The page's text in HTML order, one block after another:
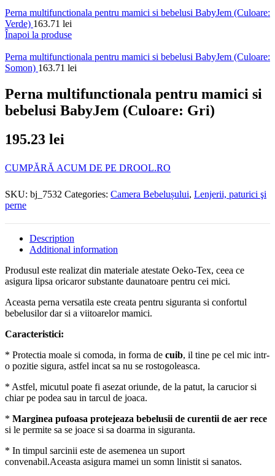
Perna multifunctionala pentru mamici si bebelusi BabyJem (Culoare:
Verde) 163.71 lei
Înapoi la produse
Perna multifunctionala pentru mamici si bebelusi BabyJem (Culoare:
Somon) 163.71 lei
Perna multifunctionala pentru mamici si
bebelusi BabyJem (Culoare: Gri)
195.23 lei
CUMPĂRĂ ACUM DE PE DROOL.RO
SKU: bj_7532 Categories: Camera Bebelușului, Lenjerii, paturici şi
perne
Description
Additional information
Produsul este realizat din materiale atestate Oeko-Tex, ceea ce
asigura lipsa oricaror substante daunatoare pentru cei mici.
Aceasta perna versatila este creata pentru siguranta si confortul
bebelusilor dar si a viitoarelor mamici.
Caracteristici:
* Protectia moale si comoda, in forma de cuib, il tine pe cel mic intr-
o pozitie sigura, astfel incat sa nu se rostogoleasca.
* Astfel, micutul poate fi asezat oriunde, de la patut, la carucior si
chiar pe podea sau in tarcul de joaca.
* Marginea pufoasa protejeaza bebelusii de curentii de aer rece
si le permite sa se joace si sa doarma in siguranta.
* In timpul sarcinii este de asemenea un suport
convenabil.Aceasta asigura mamei un somn linistit si sanatos.